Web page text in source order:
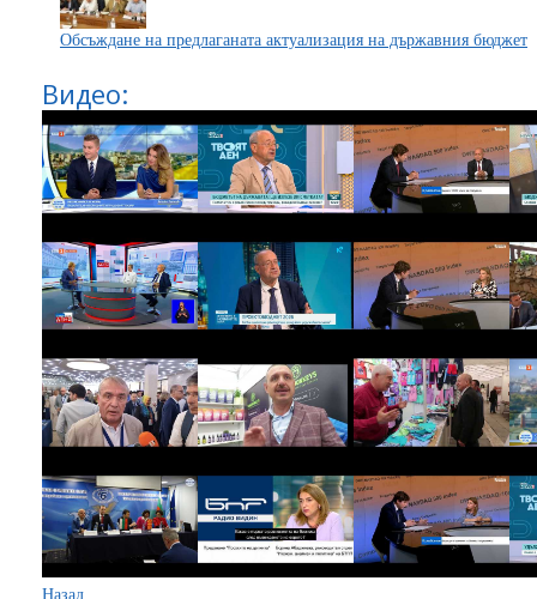
Обсъждане на предлаганата актуализация на държавния бюджет
Видео:
Назад